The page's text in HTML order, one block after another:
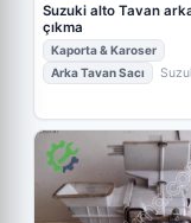
Suzuki alto Tavan
çıkma
Kaporta & Karoser
Arka Tavan Sacı